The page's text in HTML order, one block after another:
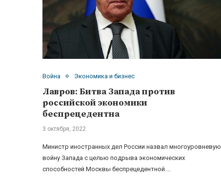
Война Экономика и бизнес
Лавров: Битва Запада против
российской экономики
беспрецедентна
3 октября, 2022
Министр иностранных дел России назвал многоуровневую
войну Запада с целью подрыва экономических
способностей Москвы беспрецедентной.…